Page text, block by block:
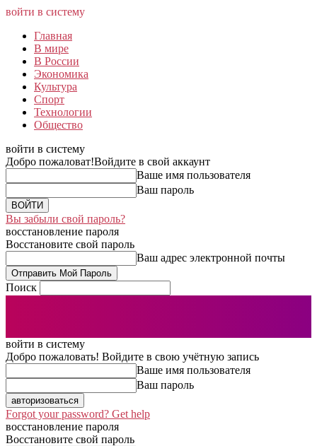
войти в систему
Главная
В мире
В России
Экономика
Культура
Спорт
Технологии
Общество
войти в систему
Добро пожаловат!Войдите в свой аккаунт
Ваше имя пользователя
Ваш пароль
Вы забыли свой пароль?
восстановление пароля
Восстановите свой пароль
Ваш адрес электронной почты
Поиск
войти в систему
Добро пожаловать! Войдите в свою учётную запись
Ваше имя пользователя
Ваш пароль
Forgot your password? Get help
восстановление пароля
Восстановите свой пароль